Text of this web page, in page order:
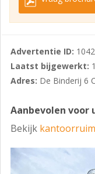
- Vrij parkeren in
€ 485,- per maand
geïndexeerd
SERVICEKOSTEN
€ 80,- per maand
Advertentie ID:
Laatst bijgewerkt:
Adres: De Binderij 6
Aanbevolen voor
Bekijk